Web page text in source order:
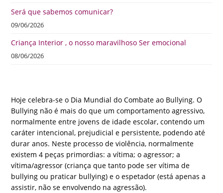
Será que sabemos comunicar?
09/06/2026
Criança Interior , o nosso maravilhoso Ser emocional
08/06/2026
Hoje celebra-se o Dia Mundial do Combate ao Bullying. O
Bullying não é mais do que um comportamento agressivo,
normalmente entre jovens de idade escolar, contendo um
caráter intencional, prejudicial e persistente, podendo até
durar anos. Neste processo de violência, normalmente
existem 4 peças primordias: a vítima; o agressor; a
vítima/agressor (criança que tanto pode ser vítima de
bullying ou praticar bullying) e o espetador (está apenas a
assistir, não se envolvendo na agressão).